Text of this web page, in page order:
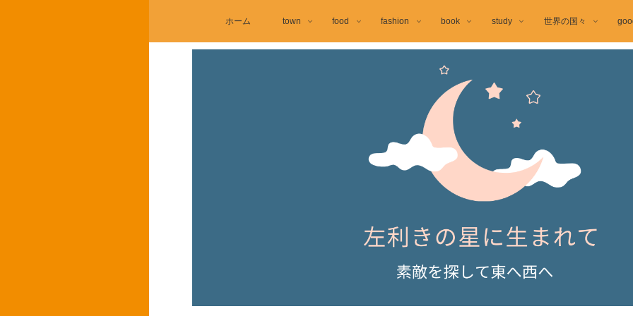
ホーム town food fashion book study 世界の国々